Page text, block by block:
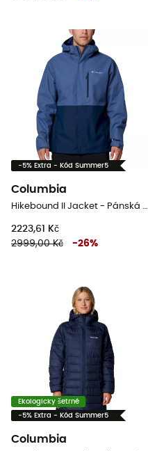
-5% Extra - Kód Summer5
Columbia
Hikebound II Jacket - Pánská nepromokavá bunda
2223,61 Kč
2999,00 Kč
-26%
Ekologicky šetrné
-5% Extra - Kód Summer5
Columbia